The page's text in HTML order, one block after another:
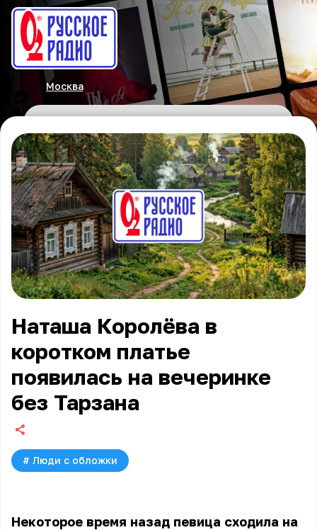
Москва
Наташа Королёва в
коротком платье
появилась на вечеринке
без Тарзана
# Люди с обложки
Некоторое время назад певица сходила на